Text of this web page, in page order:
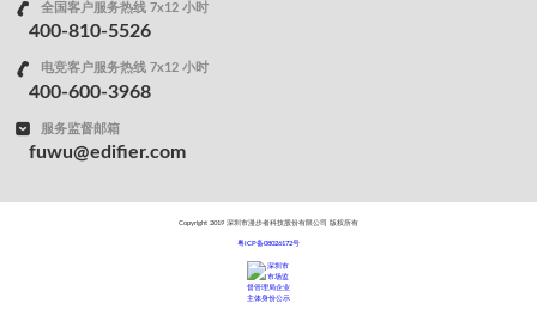
全国客户服务热线 7x12 小时
400-810-5526
电竞客户服务热线 7x12 小时
400-600-3968
服务监督邮箱
fuwu@edifier.com
Copyright 2019 深圳市漫步者科技股份有限公司 版权所有
粤ICP备08026172号